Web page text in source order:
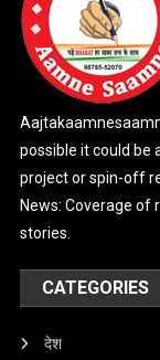
possible it could be
project or spin-off
News: Coverage of
stories.
CATEGORIES
देश